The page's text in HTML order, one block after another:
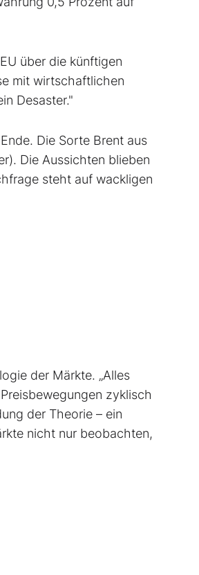
über die künftigen
mit wirtschaftlichen
Desaster."
Die Sorte Brent aus
Die Aussichten blieben
steht auf wackligen
der Märkte. „Alles
zyklisch
der Theorie – ein
nicht nur beobachten,